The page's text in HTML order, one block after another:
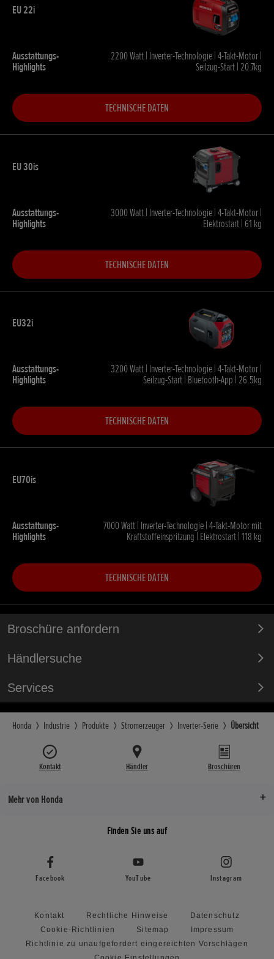
2200 Watt | Inverter-Technologie | 4-Takt-Motor |
Seilzug-Start | 20.7kg
TECHNISCHE DATEN
3000 Watt | Inverter-Technologie | 4-Takt-Motor |
Elektrostart | 61 kg
TECHNISCHE DATEN
3200 Watt | Inverter-Technologie | 4-Takt-Motor |
Seilzug-Start | Bluetooth-App | 26.5kg
TECHNISCHE DATEN
7000 Watt | Inverter-Technologie | 4-Takt-Motor mit
Kraftstoffeinspritzung | Elektrostart | 118 kg
TECHNISCHE DATEN
Broschüre anfordern
Händlersuche
Services
Honda Industrie Produkte Stromerzeuger Inverter-Serie Übersicht
Kontakt Händler Broschüren
Mehr von Honda
Finden Sie uns auf
Facebook YouTube Instagram
Kontakt Rechtliche Hinweise
Datenschutz
Cookie-Richtlinien
Sitemap
Impressum
Richtlinie zu unaufgefordert eingereichten Vorschlägen